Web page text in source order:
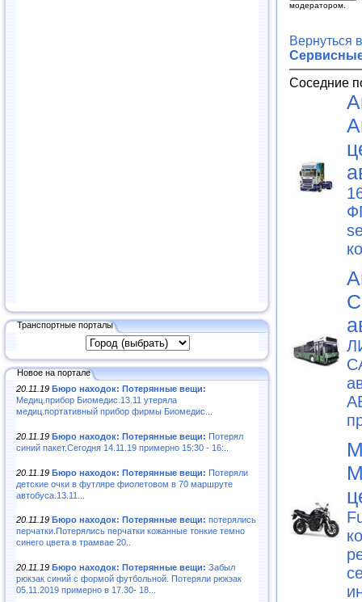
Транспортные порталы
Новое на портале
20.11.19 Бюро находок: Потерянные вещи:
Медиц.прибор Биомедис.13.11 утеряла
медиц.портативный прибор фирмы Биомедис...
20.11.19 Бюро находок: Потерянные вещи: Потерял
синий пакет.Сегодня 14.11.19 примерно 15:30 - 16:..
20.11.19 Бюро находок: Потерянные вещи: Потеряли
детские очки в футляре фиолетовом в 70 маршруте
автобуса.13.11...
20.11.19 Бюро находок: Потерянные вещи: потерялись
перчатки.Потерялись перчатки кожанные тонкие темно
синего цвета в трамвае 20..
20.11.19 Бюро находок: Потерянные вещи: Забыл
рюкзак синий с формой футбольной. Потеряли рюкзак
05.11.2019 примерно в 17.30- 18...
модератором.
Вернуться
Соседние